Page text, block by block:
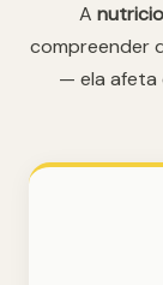
A
compreender
— ela afeta